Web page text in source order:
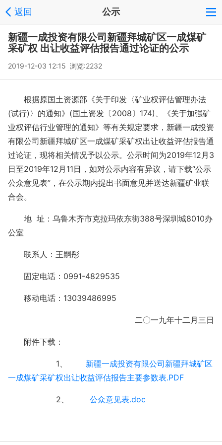
返回 公示
新疆一成投资有限公司新疆拜城矿区一成煤矿
采矿权 出让收益评估报告通过论证的公示
2019-12-03 12:15 浏览:2232
根据原国土资源部《关于印发〈矿业权评估管理办法
(试行)〉的通知》(国土资发〔2008〕174)、《关于加强矿
业权评估行业管理的通知》等有关规定要求，新疆一成投资
有限公司新疆拜城矿区一成煤矿采矿权出让收益评估报告通
过论证，现将相关情况予以公示。公示时间为2019年12月3
日至2019年12月11日，如对公示内容有异议，请下载“公示
公众意见表”，在公示期内提出书面意见并送达新疆矿业联
合会。
地 址：乌鲁木齐市克拉玛依东街388号深圳城8010办
公室
联系人：王嗣彤
固定电话：0991-4829535
移动电话：13039486995
二〇一九年十二月三日
附件下载：
1、
新疆一成投资有限公司新疆拜城矿区
一成煤矿采矿权出让收益评估报告主要参数表.PDF
2、 公众意见表.doc